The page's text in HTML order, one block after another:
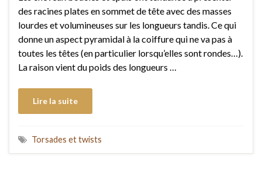
des racines plates en sommet de tête avec des masses
lourdes et volumineuses sur les longueurs tandis. Ce qui
donne un aspect pyramidal à la coiffure qui ne va pas à
toutes les têtes (en particulier lorsqu’elles sont rondes…).
La raison vient du poids des longueurs …
Lire la suite
Torsades et twists